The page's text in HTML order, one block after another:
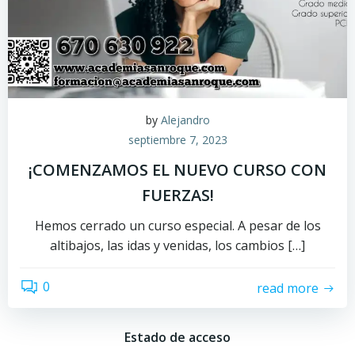
by Alejandro
septiembre 7, 2023
¡COMENZAMOS EL NUEVO CURSO CON
FUERZAS!
Hemos cerrado un curso especial. A pesar de los
altibajos, las idas y venidas, los cambios […]
0 read more
Estado de acceso